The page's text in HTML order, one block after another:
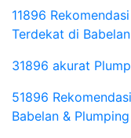
11896
Terdekat di
31896 akurat
51896
Babelan &